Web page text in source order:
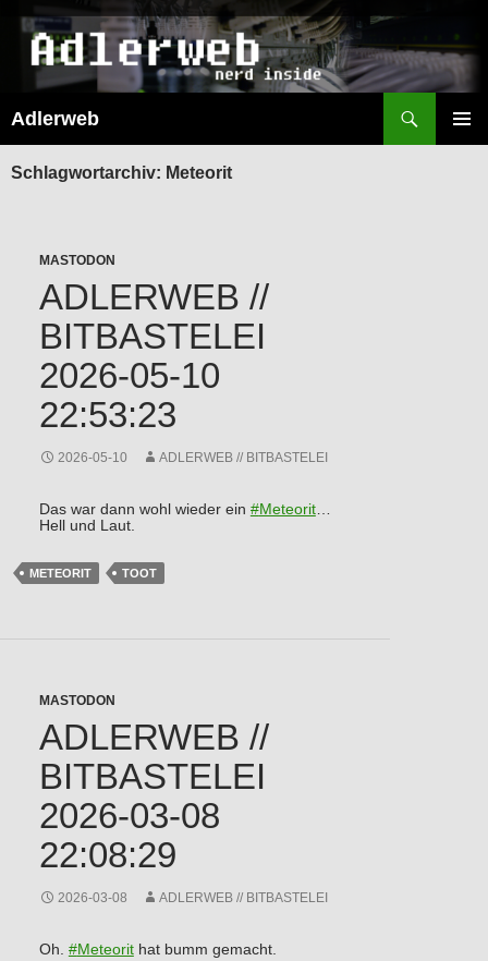
Adlerweb
SPRINGEN
Schlagwortarchiv: Meteorit
MASTODON
ADLERWEB //
BITBASTELEI
2026-05-10
22:53:23
2026-05-10 ADLERWEB // BITBASTELEI
Das war dann wohl wieder ein #Meteorit…
Hell und Laut.
METEORIT TOOT
MASTODON
ADLERWEB //
BITBASTELEI
2026-03-08
22:08:29
2026-03-08 ADLERWEB // BITBASTELEI
Oh. #Meteorithat bumm gemacht.